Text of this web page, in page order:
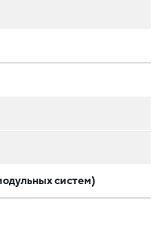
систем)